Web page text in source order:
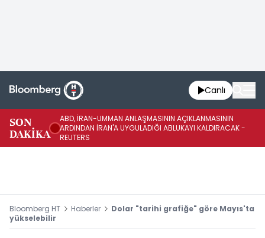
Canlı
SON
DAKİKA
ABD, İRAN-UMMAN ANLAŞMASININ AÇIKLANMASININ
ARDINDAN İRAN'A UYGULADIĞI ABLUKAYI KALDIRACAK -
REUTERS
Bloomberg HT Haberler
Dolar "tarihi grafiğe" göre Mayıs'ta
yükselebilir